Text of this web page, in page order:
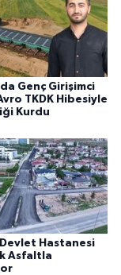
Genç Girişimci
TKDK Hibesiyle
Kurdu
Hastanesi
Asfaltla